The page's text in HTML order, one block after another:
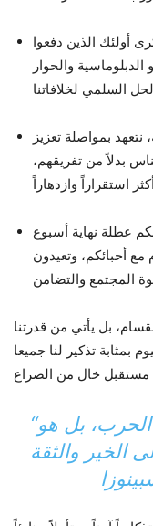
أولئك الذين دفعوا
والحوار
بمواصلة تعزيز
بدلاً من تفريقهم،
عطلة نهاية أسبوع
أحبائكم، وتعيدون
بل يأتي من قدرتنا
بمثابة تذكير لنا جميعا
“إن السلام ليس مجرد غياب الحرب، بل هو
الخير والثقة